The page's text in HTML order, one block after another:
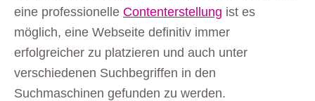
eine professionelle Contenterstellung ist es
möglich, eine Webseite definitiv immer
erfolgreicher zu platzieren und auch unter
verschiedenen Suchbegriffen in den
Suchmaschinen gefunden zu werden.